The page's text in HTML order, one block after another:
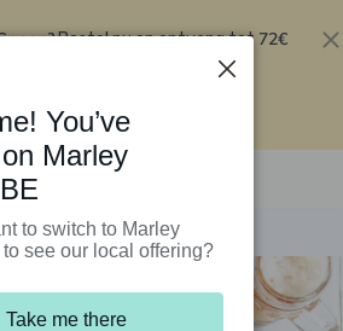
Bestel nu en ontvang tot 72€
You’ve
Marley
to switch to Marley
see our local offering?
Take me there